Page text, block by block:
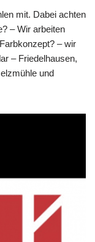
mit. Dabei achten
– Wir arbeiten
– wir
– Friedelhausen,
und